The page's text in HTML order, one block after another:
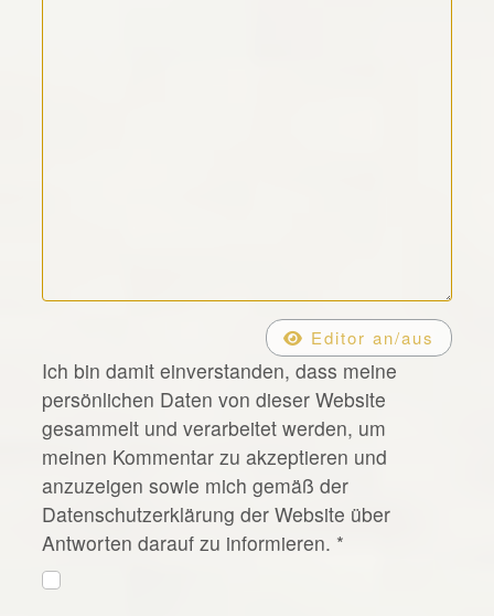
Editor an/aus
Ich bin damit einverstanden, dass meine
persönlichen Daten von dieser Website
gesammelt und verarbeitet werden, um
meinen Kommentar zu akzeptieren und
anzuzeigen sowie mich gemäß der
Datenschutzerklärung der Website über
Antworten darauf zu informieren. *